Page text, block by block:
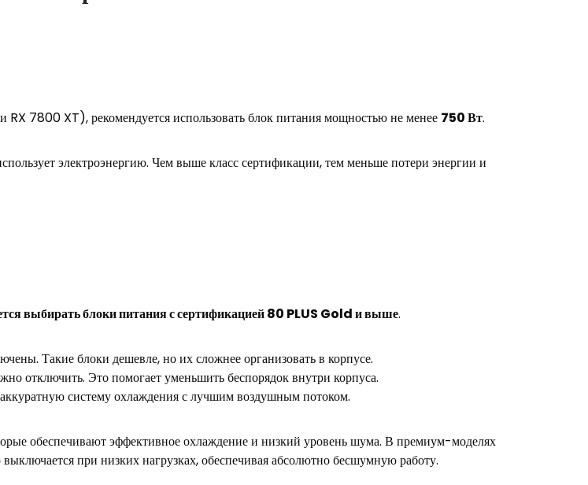
7800 XT), рекомендуется использовать блок питания мощностью не менее 750 Вт.
электроэнергию. Чем выше класс сертификации, тем меньше потери энергии и
выбирать блоки питания с сертификацией 80 PLUS Gold и выше.
Такие блоки дешевле, но их сложнее организовать в корпусе.
отключить. Это помогает уменьшить беспорядок внутри корпуса.
систему охлаждения с лучшим воздушным потоком.
обеспечивают эффективное охлаждение и низкий уровень шума. В премиум-моделях
при низких нагрузках, обеспечивая абсолютно бесшумную работу.